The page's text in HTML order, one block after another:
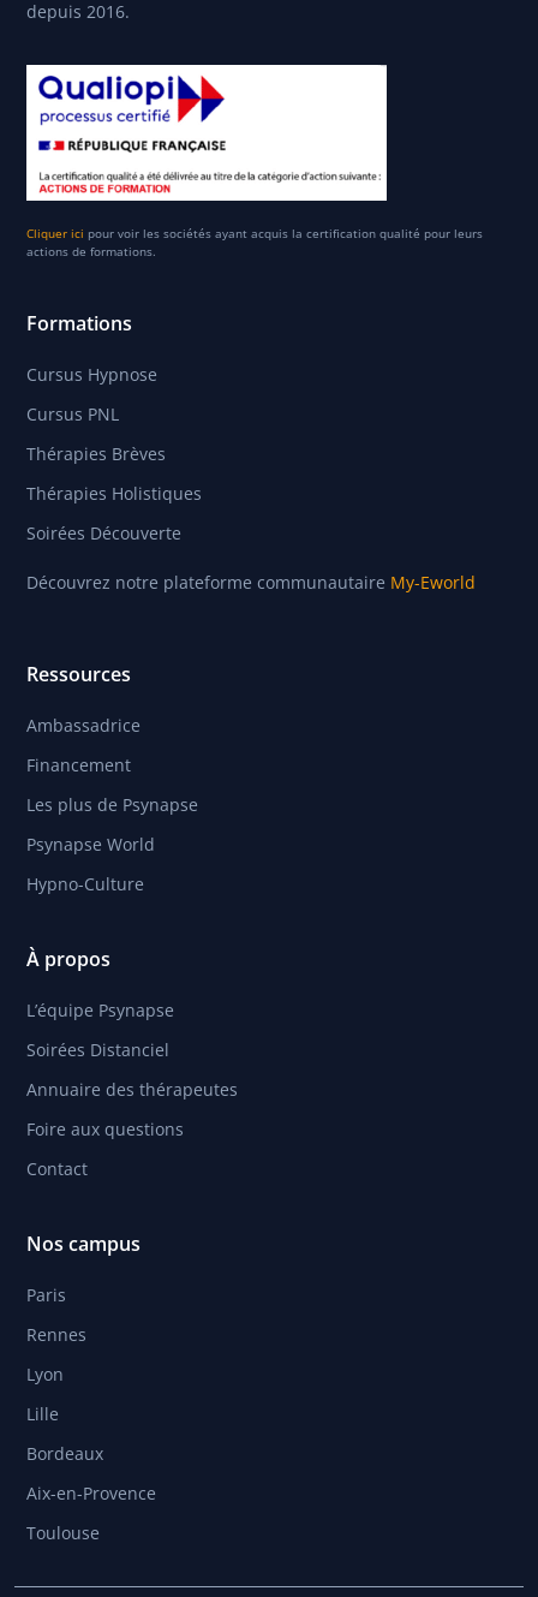
depuis 2016.
Cliquer ici pour voir les sociétés ayant acquis la certification qualité pour leurs
actions de formations.
Formations
Cursus Hypnose
Cursus PNL
Thérapies Brèves
Thérapies Holistiques
Soirées Découverte
Découvrez notre plateforme communautaire My-Eworld
Ressources
Ambassadrice
Financement
Les plus de Psynapse
Psynapse World
Hypno-Culture
À propos
L’équipe Psynapse
Soirées Distanciel
Annuaire des thérapeutes
Foire aux questions
Contact
Nos campus
Paris
Rennes
Lyon
Lille
Bordeaux
Aix-en-Provence
Toulouse